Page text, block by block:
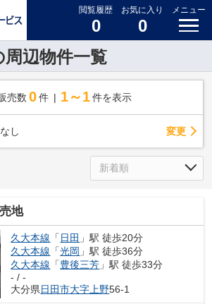
閲覧履歴
0
お気に入り
0
メニュー
周辺物件一覧
売数 0 件 1～1 件を表示
なし 変更
地
久大本線 「 日田 」駅 徒歩20分
久大本線 「光岡 」駅 徒歩36分
久大本線 「豊後三芳 」駅 徒歩33分
- / -
大分県日田市大字上野56-1